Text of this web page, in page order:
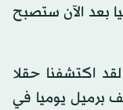
بعد الآن ستصبح
اكتشفنا حقلا
بقدرة إنتاجية تصل إلى 100 ألف برميل يوميا في